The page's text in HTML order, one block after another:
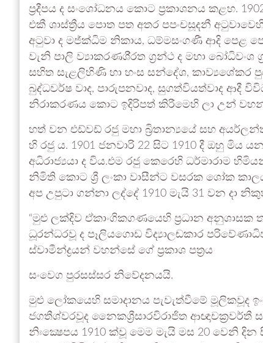
ප්‍රදීපය ද සංශෝධනය කොට ප්‍රකාශනය කළහ.
එකී ශාස්ත්‍රීය පොත පත අතර පපංචසූදනී
අටුවා ද මජ්ක්‍ධිම නිකාය, ධම්මසංගණී ආදි පෙළ
වැනි පාලි ව්‍යාකරණශි‍්‍රත ග්‍රන්ථ ද මහා
සහිත සැළලිහිණි හා හංස සන්දේශ,
බුද්ධවර්ෂ වාද, පාරුපනවාද, සුගත්වියත්වාද ආදී
නිරාකරණය කොට ඉදිරිපත් කිරීමෙහි ලා උන්
හත් වන එඩ්වඩ් රජු මහා බ්‍රිතාන්‍යයේ සහ
හි රජු ය. 1901 ජනවාරි 22 සිට 1910 දී ඔහු මිය
අධිරාජ්‍යයා ද විය.එම රජු කෙරෙහි ධර්මාරාම
නිමිති කොට ශ්‍රී ලංකා වාසීන්ට වසරක ශෝක
අප උපුටා ගන්නා ලද්දේ 1910 මැයි 31 වන දා
“මුළු ලක්දිව ඒකාංගිකගණයෙහි ප්‍රධාන අනුශාසක
ධූරන්‍ධරවූ ද පෑලියගොඩ විද්‍යාලඬකාර
ස්වාමීන්ද්‍රයන් වහන්සේ ගේ ප්‍රකාශ පත්‍රය
සංවෙග පුරසස්සර නිවේදනයයි.
මුළු ලෝකයෙහි සමාදානය පැවැත්වීමේ මූලිකවූද
ජගතීශ්වරවූද නෛකශ්‍රීසාරවිරාජිත
නිඃක්‍ෂෙපය 1910 ක්වූ මෙම මැයි මස 20 වෙනි